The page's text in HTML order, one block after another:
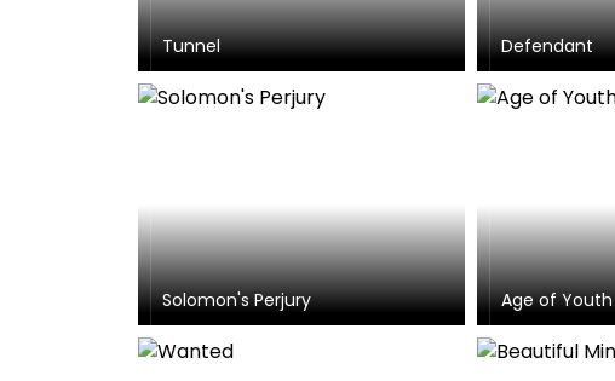
Tunnel Defendant
Solomon's Perjury Age of Youth